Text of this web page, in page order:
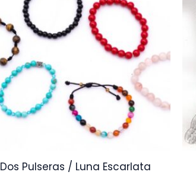
Dos Pulseras / Luna Escarlata